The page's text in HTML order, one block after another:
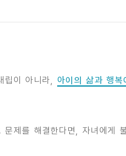
립이 아니라, 아이의 삶과 행복
제를 해결한다면, 자녀에게